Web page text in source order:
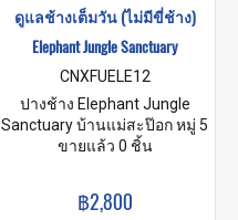
ดูแลช้างเต็มวัน (ไม่มีขี่ช้าง)
Elephant Jungle Sanctuary
CNXFUELE12
ปางช้าง Elephant Jungle
Sanctuary บ้านแม่สะป๊อก หมู่ 5
ต.แม่วิน อ.แม่วาง จ.เชียงใหม่
นิสัยซุกซนขี้เล่น และน่ารัก ได้
ขายแล้ว 0 ชิ้น
฿2,800